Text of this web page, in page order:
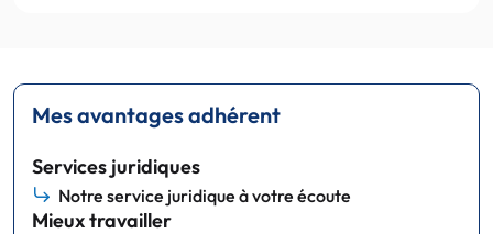
Mes avantages adhérent
Services juridiques
Notre service juridique à votre écoute
Mieux travailler